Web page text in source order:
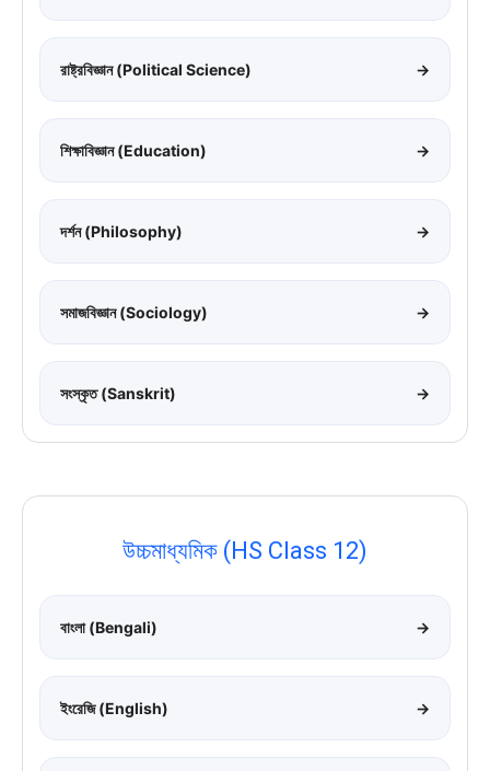
রাষ্ট্রবিজ্ঞান (Political Science) →
শিক্ষাবিজ্ঞান (Education) →
দর্শন (Philosophy) →
সমাজবিজ্ঞান (Sociology) →
সংস্কৃত (Sanskrit) →
উচ্চমাধ্যমিক (HS Class 12)
বাংলা (Bengali) →
ইংরেজি (English) →